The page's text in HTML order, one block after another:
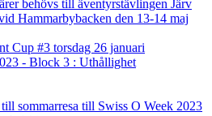
behövs till äventyrstävlingen Järv
Hammarbybacken den 13-14 maj
Cup #3 torsdag 26 januari
- Block 3 : Uthållighet
sommarresa till Swiss O Week 2023